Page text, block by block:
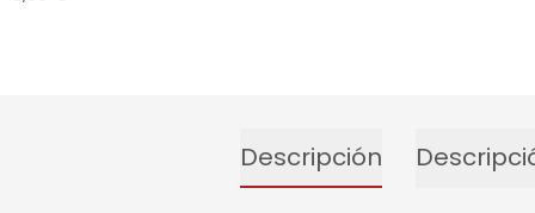
Descripción